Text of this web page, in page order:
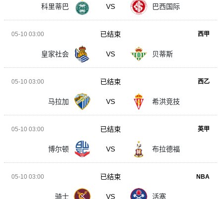
科里蒂巴 VS 巴西国际
05-10 03:00 西甲
皇家社会 VS 贝蒂斯
已结束
05-10 03:00 西乙
马拉加 VS 希洪竞技
已结束
05-10 03:00 英甲
博尔顿 VS 布拉德福
已结束
05-10 03:00 NBA
骑士 VS 活塞
已结束